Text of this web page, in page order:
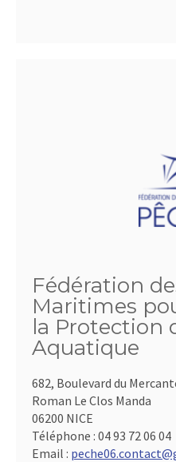
Fédération
Maritimes
la Protection
Aquatique
682, Boulevard du
Roman Le Clos Manda
06200 NICE
Téléphone : 04 93 72 06 04
Email :